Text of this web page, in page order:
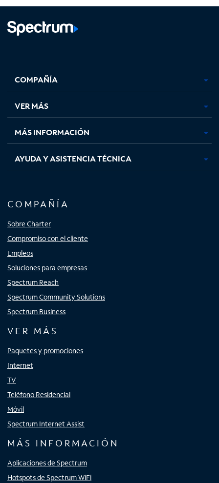
abre
en
pestaña
nueva
abre
en
pestaña
nueva
abre
en
pestaña
nueva
en
nueva
COMPAÑÍA
VER MÁS
MÁS INFORMACIÓN
AYUDA Y ASISTENCIA TÉCNICA
COMPAÑÍA
Sobre Charter
Compromiso con el cliente
Empleos
Soluciones para empresas
Spectrum Reach
Spectrum Community Solutions
Spectrum Business
VER MÁS
Paquetes y promociones
Internet
TV
Teléfono Residencial
Móvil
Spectrum Internet Assist
MÁS INFORMACIÓN
Aplicaciones de Spectrum
Hotspots de Spectrum WiFi